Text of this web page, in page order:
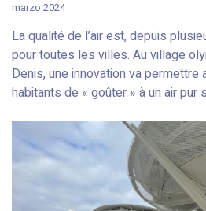
marzo 2024
La qualité de l’air est, depuis
pour toutes les villes. Au village
Denis, une innovation va
habitants de « goûter » à un air